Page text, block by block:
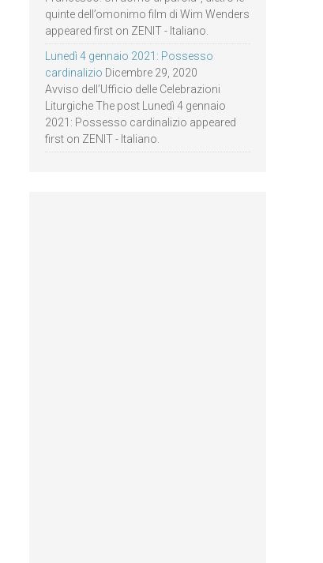
quinte dell’omonimo film di Wim Wenders
appeared first on ZENIT - Italiano.
Lunedì 4 gennaio 2021: Possesso
cardinalizio Dicembre 29, 2020
Avviso dell’Ufficio delle Celebrazioni
Liturgiche The post Lunedì 4 gennaio
2021: Possesso cardinalizio appeared
first on ZENIT - Italiano.